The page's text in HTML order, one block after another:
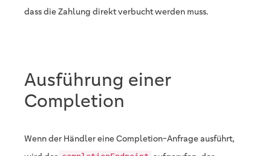
dass die Zahlung direkt verbucht werden muss.
Ausführung einer
Completion
Wenn der Händler eine Completion-Anfrage ausführt,